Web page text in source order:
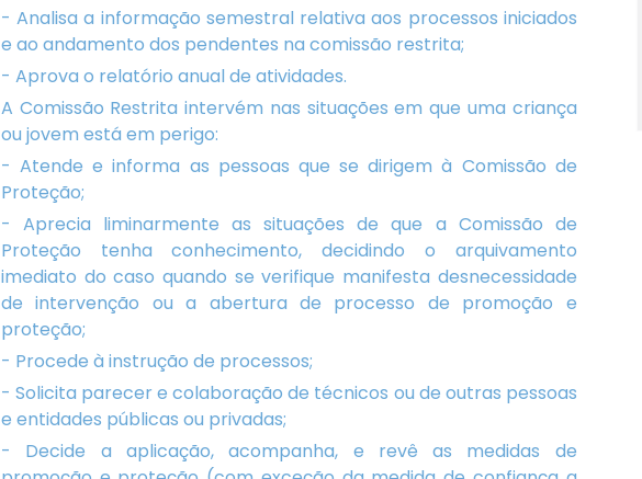
- Analisa a informação semestral relativa aos processos iniciados
e ao andamento dos pendentes na comissão restrita;
- Aprova o relatório anual de atividades.
A Comissão Restrita intervém nas situações em que uma criança
ou jovem está em perigo:
- Atende e informa as pessoas que se dirigem à Comissão de
Proteção;
- Aprecia liminarmente as situações de que a Comissão de
Proteção tenha conhecimento, decidindo o arquivamento
imediato do caso quando se verifique manifesta desnecessidade
de intervenção ou a abertura de processo de promoção e
proteção;
- Procede à instrução de processos;
- Solicita parecer e colaboração de técnicos ou de outras pessoas
e entidades públicas ou privadas;
- Decide a aplicação, acompanha, e revê as medidas de